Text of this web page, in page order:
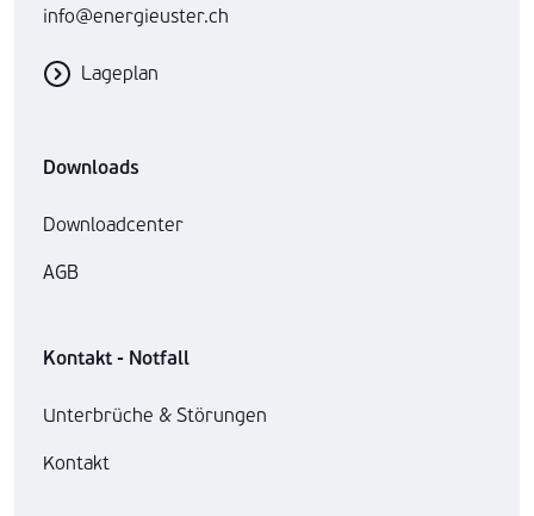
info@energieuster.ch
Lageplan
Downloads
Downloadcenter
AGB
Kontakt - Notfall
Unterbrüche & Störungen
Kontakt